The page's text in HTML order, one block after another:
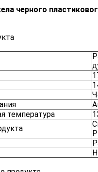
черного
температура